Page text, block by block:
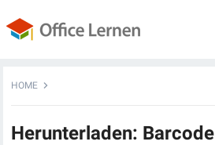
HOME
Herunterladen: Barcode